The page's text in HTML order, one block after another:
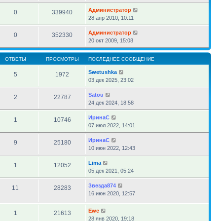
0 339940
Администратор
28 апр 2010, 10:11
0 352330
Администратор
20 окт 2009, 15:08
ОТВЕТЫ ПРОСМОТРЫ ПОСЛЕДНЕЕ СООБЩЕНИЕ
5 1972
Swetushka
03 дек 2025, 23:02
2 22787
Satou
24 дек 2024, 18:58
1 10746
ИринаC
07 июл 2022, 14:01
9 25180
ИринаC
10 июн 2022, 12:43
1 12052
Lima
05 дек 2021, 05:24
11 28283
Звезда874
16 июн 2020, 12:57
1 21613
Ewe
28 янв 2020, 19:18